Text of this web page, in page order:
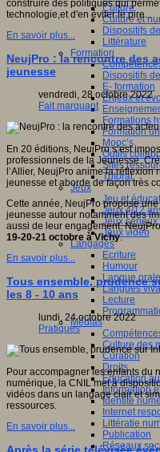
Culture
Culture et
Dispositifs
Littérature
Formation
Dispositifs
E- formation
Enjeux et
Formations
Formation
Mooc’s
Outils
Sites
Tutorat
Jeux
Jeu et
Jeux 4/12
Jeux sérieux
Jeux vidéo
Langages
Ecriture
Humour
Langue orale
Langues
Lecture
Médias
Culture des
Curation
Droits
Education
Information
Identité
Internet
Littératie
Publication
Réseaux
construire des politiques qui
technologie,et d'en éviter le pire...
En savoir plus...
NeujPro : la rencontre des
jeunesse
vendredi, 28 octobre 2022
Fait marquant
En 20 éditions, NeujPro s’est
professionnels de la Jeunesse.
l’Allier, NeujPro anime la
jeunesse et aborde de façon très
Cette année, NeujPro propose
jeunesse autour notamment des
aussi de leur engagement.
19-20-21 octobre à Vichy.
En savoir plus...
Tous ensemble, prudence
les 8 - 10 ans
lundi, 24 octobre 2022
Pratiques
Pour accompagner les enfants du
numérique, la CNIL met à
vidéos dans un langage clair et
ressources.
En savoir plus...